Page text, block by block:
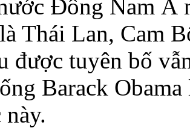
Ðông Nam Á
Thái Lan, Cam
được tuyên bố
Barack